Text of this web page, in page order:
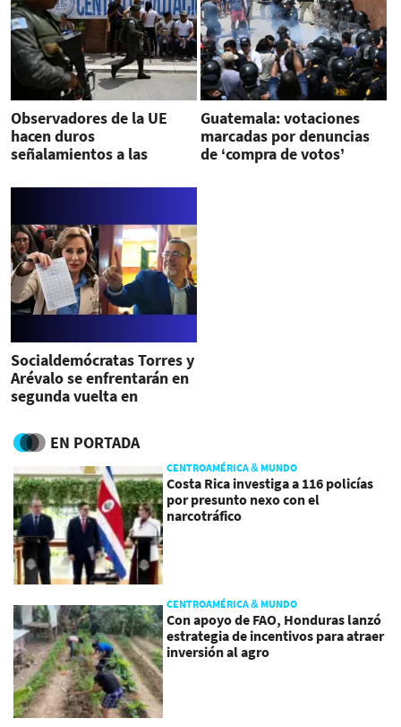
Observadores de la UE
hacen duros
señalamientos a las
Guatemala: votaciones
marcadas por denuncias
de ‘compra de votos’
Socialdemócratas Torres y
Arévalo se enfrentarán en
segunda vuelta en
EN PORTADA
CENTROAMÉRICA & MUNDO
Costa Rica investiga a 116 policías
por presunto nexo con el
narcotráfico
CENTROAMÉRICA & MUNDO
Con apoyo de FAO, Honduras lanzó
estrategia de incentivos para atraer
inversión al agro